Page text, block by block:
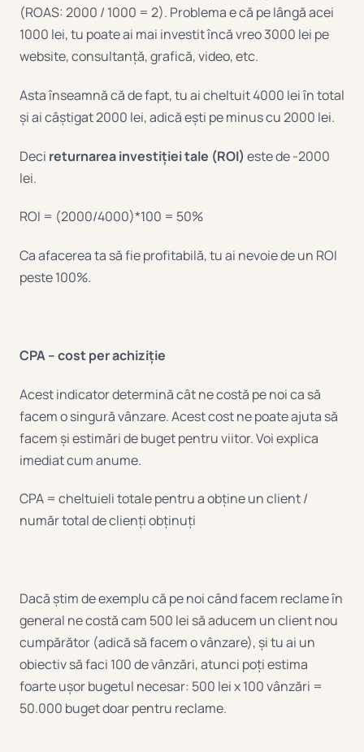
(ROAS: 2000 / 1000 = 2). Problema e că pe lângă acei
1000 lei, tu poate ai mai investit încă vreo 3000 lei pe
website, consultanță, grafică, video, etc.
Asta înseamnă că de fapt, tu ai cheltuit 4000 lei în total
și ai câștigat 2000 lei, adică ești pe minus cu 2000 lei.
Deci returnarea investiției tale (ROI) este de -2000
lei.
ROI = (2000/4000)*100 = 50%
Ca afacerea ta să fie profitabilă, tu ai nevoie de un ROI
peste 100%.
CPA – cost per achiziție
Acest indicator determină cât ne costă pe noi ca să
facem o singură vânzare. Acest cost ne poate ajuta să
facem și estimări de buget pentru viitor. Voi explica
imediat cum anume.
CPA = cheltuieli totale pentru a obține un client /
număr total de clienți obținuți
Dacă știm de exemplu că pe noi când facem reclame în
general ne costă cam 500 lei să aducem un client nou
cumpărător (adică să facem o vânzare), și tu ai un
obiectiv să faci 100 de vânzări, atunci poți estima
foarte ușor bugetul necesar: 500 lei x 100 vânzări =
50.000 buget doar pentru reclame.